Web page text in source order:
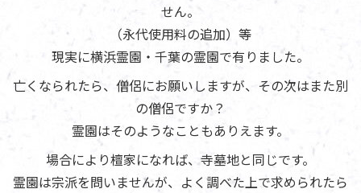
せん。
（永代使用料の追加）等
現実に横浜霊園・千葉の霊園で有りました。
亡くなられたら、僧侶にお願いしますが、その次はまた別
の僧侶ですか？
霊園はそのようなこともありえます。
場合により檀家になれば、寺墓地と同じです。
霊園は宗派を問いませんが、よく調べた上で求められたら